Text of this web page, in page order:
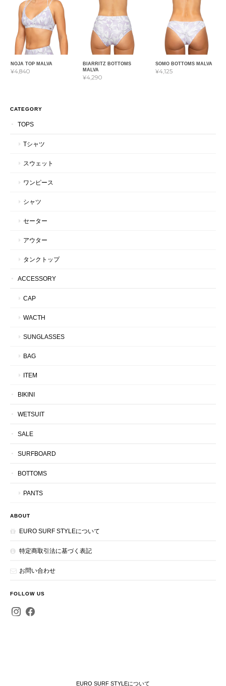
NOJA TOP MALVA
¥4,840
BIARRITZ BOTTOMS
MALVA
¥4,290
SOMO BOTTOMS MALVA
¥4,125
CATEGORY
TOPS
Tシャツ
スウェット
ワンピース
シャツ
セーター
アウター
タンクトップ
ACCESSORY
CAP
WACTH
SUNGLASSES
BAG
ITEM
BIKINI
WETSUIT
SALE
SURFBOARD
BOTTOMS
PANTS
ABOUT
EURO SURF STYLEについて
特定商取引法に基づく表記
お問い合わせ
FOLLOW US
EURO SURF STYLEについて